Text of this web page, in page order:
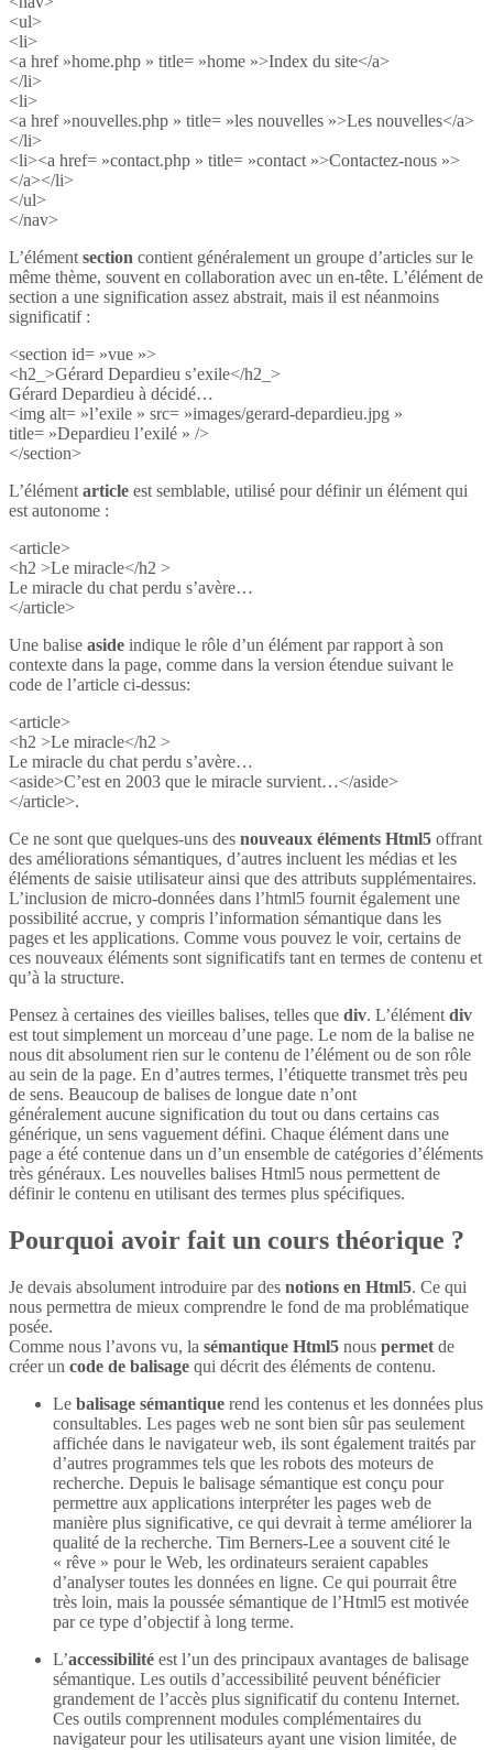
<ul>
<li>
<a href »home.php » title= »home »>Index du site</a>
</li>
<li>
<a href »nouvelles.php » title= »les nouvelles »>Les nouvelles</a>
</li>
<li><a href= »contact.php » title= »contact »>Contactez-nous »>
</a></li>
</ul>
</nav>
L’élément section contient généralement un groupe d’articles sur le
même thème, souvent en collaboration avec un en-tête. L’élément de
section a une signification assez abstrait, mais il est néanmoins
significatif :
<section id= »vue »>
<h2_>Gérard Depardieu s’exile</h2_>
Gérard Depardieu à décidé…
<img alt= »l’exile » src= »images/gerard-depardieu.jpg »
title= »Depardieu l’exilé » />
</section>
L’élément article est semblable, utilisé pour définir un élément qui
est autonome :
<article>
<h2 >Le miracle</h2 >
Le miracle du chat perdu s’avère…
</article>
Une balise aside indique le rôle d’un élément par rapport à son
contexte dans la page, comme dans la version étendue suivant le
code de l’article ci-dessus:
<article>
<h2 >Le miracle</h2 >
Le miracle du chat perdu s’avère…
<aside>C’est en 2003 que le miracle survient…</aside>
</article>.
Ce ne sont que quelques-uns des nouveaux éléments Html5 offrant
des améliorations sémantiques, d’autres incluent les médias et les
éléments de saisie utilisateur ainsi que des attributs supplémentaires.
L’inclusion de micro-données dans l’html5 fournit également une
possibilité accrue, y compris l’information sémantique dans les
pages et les applications. Comme vous pouvez le voir, certains de
ces nouveaux éléments sont significatifs tant en termes de contenu et
qu’à la structure.
Pensez à certaines des vieilles balises, telles que div. L’élément div
est tout simplement un morceau d’une page. Le nom de la balise ne
nous dit absolument rien sur le contenu de l’élément ou de son rôle
au sein de la page. En d’autres termes, l’étiquette transmet très peu
de sens. Beaucoup de balises de longue date n’ont
généralement aucune signification du tout ou dans certains cas
générique, un sens vaguement défini. Chaque élément dans une
page a été contenue dans un d’un ensemble de catégories d’éléments
très généraux. Les nouvelles balises Html5 nous permettent de
définir le contenu en utilisant des termes plus spécifiques.
Pourquoi avoir fait un cours théorique ?
Je devais absolument introduire par des notions en Html5. Ce qui
nous permettra de mieux comprendre le fond de ma problématique
posée.
Comme nous l’avons vu, la sémantique Html5 nous permet de
créer un code de balisage qui décrit des éléments de contenu.
Le balisage sémantique rend les contenus et les données plus
consultables. Les pages web ne sont bien sûr pas seulement
affichée dans le navigateur web, ils sont également traités par
d’autres programmes tels que les robots des moteurs de
recherche. Depuis le balisage sémantique est conçu pour
permettre aux applications interpréter les pages web de
manière plus significative, ce qui devrait à terme améliorer la
qualité de la recherche. Tim Berners-Lee a souvent cité le
« rêve » pour le Web, les ordinateurs seraient capables
d’analyser toutes les données en ligne. Ce qui pourrait être
très loin, mais la poussée sémantique de l’Html5 est motivée
par ce type d’objectif à long terme.
L’accessibilité est l’un des principaux avantages de balisage
sémantique. Les outils d’accessibilité peuvent bénéficier
grandement de l’accès plus significatif du contenu Internet.
Ces outils comprennent modules complémentaires du
navigateur pour les utilisateurs ayant une vision limitée, de